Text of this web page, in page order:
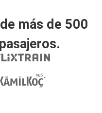
más de 500